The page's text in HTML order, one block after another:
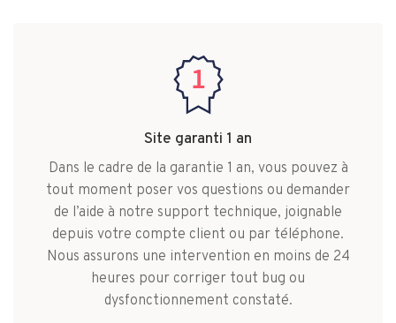
Site garanti 1 an
Dans le cadre de la garantie 1 an, vous pouvez à
tout moment poser vos questions ou demander
de l’aide à notre support technique, joignable
depuis votre compte client ou par téléphone.
Nous assurons une intervention en moins de 24
heures pour corriger tout bug ou
dysfonctionnement constaté.